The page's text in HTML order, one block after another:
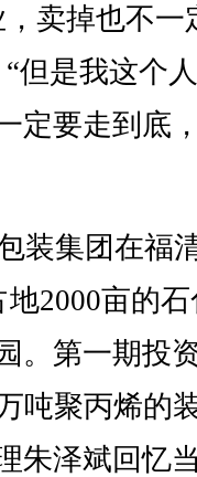
卖掉也不一
但是我这个
定要走到底
集团在福
2000亩的
。第一期投
吨聚丙烯的
朱泽斌回忆